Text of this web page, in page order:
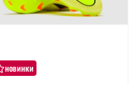
новинки